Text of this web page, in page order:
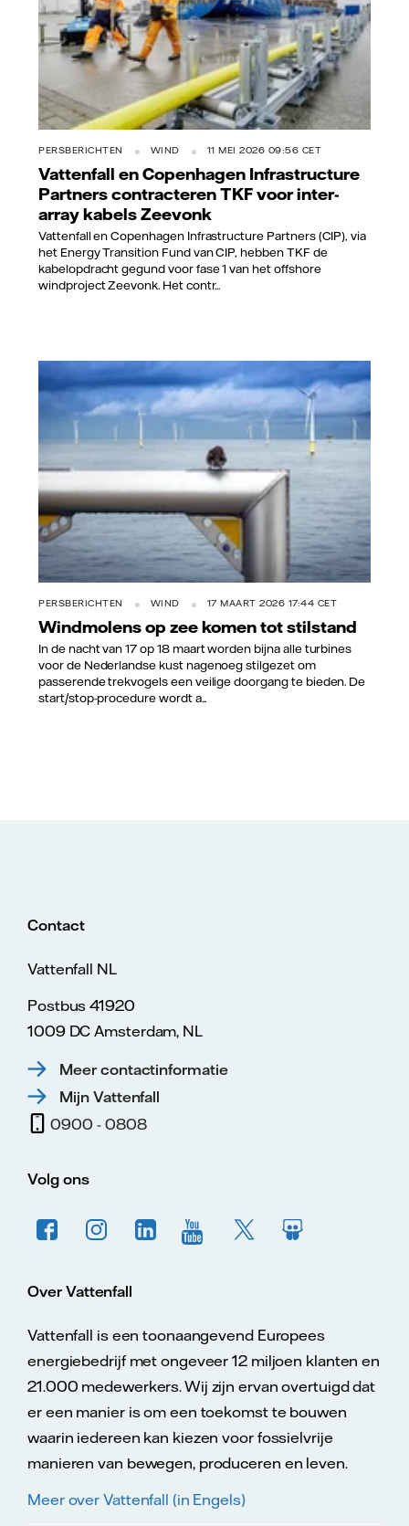
PERSBERICHTEN WIND 11 MEI 2026 09:56 CET
Vattenfall en Copenhagen Infrastructure
Partners contracteren TKF voor inter-
array kabels Zeevonk
Vattenfall en Copenhagen Infrastructure Partners (CIP), via
het Energy Transition Fund van CIP, hebben TKF de
kabelopdracht gegund voor fase 1 van het offshore
windproject Zeevonk. Het contr...
Charles Walker/Vattenfall
PERSBERICHTEN WIND 17 MAART 2026 17:44 CET
Windmolens op zee komen tot stilstand
In de nacht van 17 op 18 maart worden bijna alle turbines
voor de Nederlandse kust nagenoeg stilgezet om
passerende trekvogels een veilige doorgang te bieden. De
start/stop-procedure wordt a...
Contact
Vattenfall NL
Postbus 41920
1009 DC Amsterdam, NL
Meer contactinformatie
Mijn Vattenfall
0900 - 0808
Volg ons
Over Vattenfall
Vattenfall is een toonaangevend Europees
energiebedrijf met ongeveer 12 miljoen klanten en
21.000 medewerkers. Wij zijn ervan overtuigd dat
er een manier is om een toekomst te bouwen
waarin iedereen kan kiezen voor fossielvrije
manieren van bewegen, produceren en leven.
Meer over Vattenfall (in Engels)